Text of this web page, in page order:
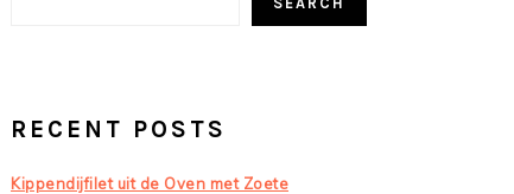
RECENT POSTS
Kippendijfilet uit de Oven met Zoete